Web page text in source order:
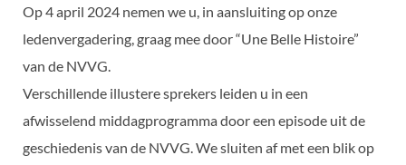
Op 4 april 2024 nemen we u, in aansluiting op onze
ledenvergadering, graag mee door “Une Belle Histoire”
van de NVVG.
Verschillende illustere sprekers leiden u in een
afwisselend middagprogramma door een episode uit de
geschiedenis van de NVVG. We sluiten af met een blik op